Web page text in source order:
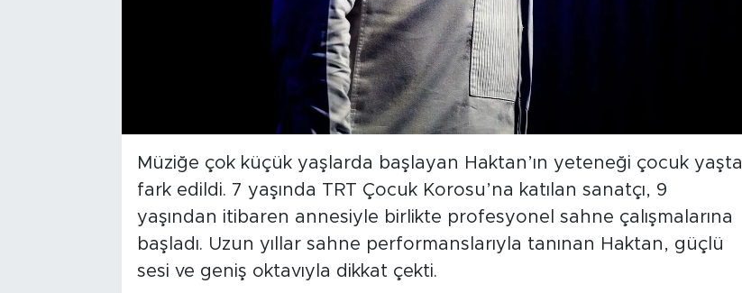
Müziğe çok küçük yaşlarda başlayan Haktan’ın yeteneği çocuk yaşta
fark edildi. 7 yaşında TRT Çocuk Korosu’na katılan sanatçı, 9
yaşından itibaren annesiyle birlikte profesyonel sahne çalışmalarına
başladı. Uzun yıllar sahne performanslarıyla tanınan Haktan, güçlü
sesi ve geniş oktavıyla dikkat çekti.